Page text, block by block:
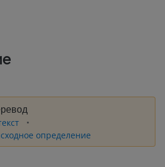
определение